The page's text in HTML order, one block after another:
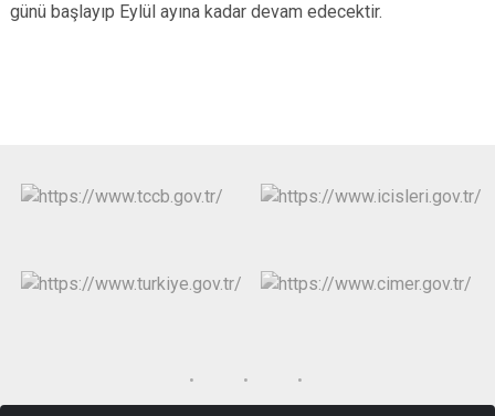
günü başlayıp Eylül ayına kadar devam edecektir.